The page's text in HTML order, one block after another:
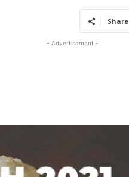
Share
- Advertisement -